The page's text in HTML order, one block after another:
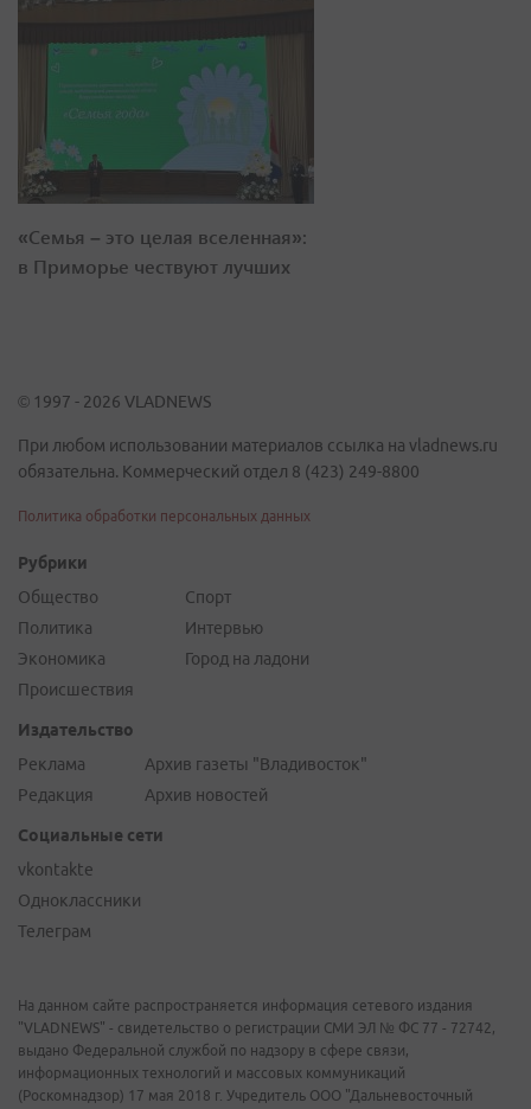
«Семья – это целая вселенная»:
в Приморье чествуют лучших
© 1997 - 2026 VLADNEWS
При любом использовании материалов ссылка на vladnews.ru
обязательна. Коммерческий отдел 8 (423) 249-8800
Политика обработки персональных данных
Рубрики
Общество
Политика
Экономика
Происшествия
Спорт
Интервью
Город на ладони
Издательство
Реклама
Редакция
Архив газеты "Владивосток"
Архив новостей
Социальные сети
vkontakte
Одноклассники
Телеграм
На данном сайте распространяется информация сетевого издания
"VLADNEWS" - свидетельство о регистрации СМИ ЭЛ № ФС 77 - 72742,
выдано Федеральной службой по надзору в сфере связи,
информационных технологий и массовых коммуникаций
(Роскомнадзор) 17 мая 2018 г. Учредитель ООО "Дальневосточный